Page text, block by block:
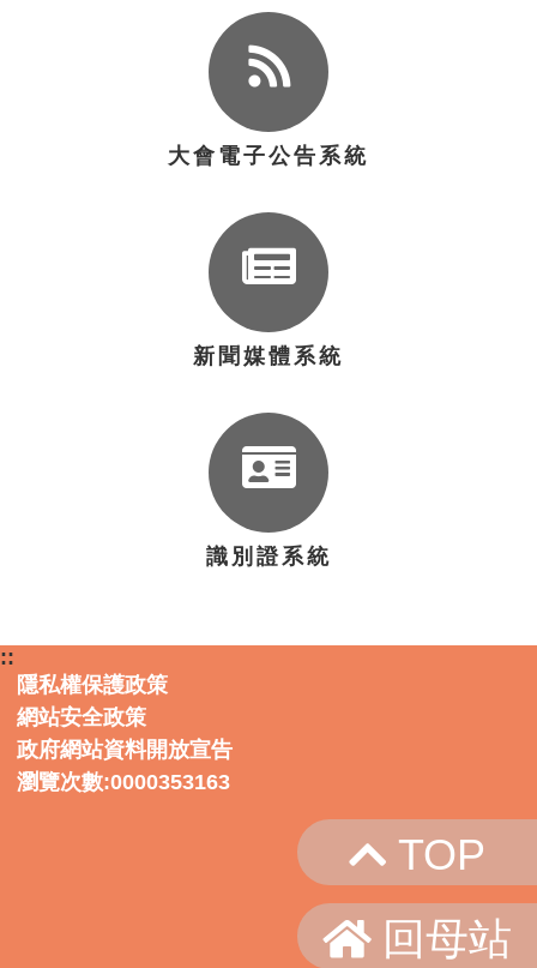
大會電子公告系統
新聞媒體系統
識別證系統
TOP
回母站
::
隱私權保護政策
網站安全政策
政府網站資料開放宣告
瀏覽次數:0000353163